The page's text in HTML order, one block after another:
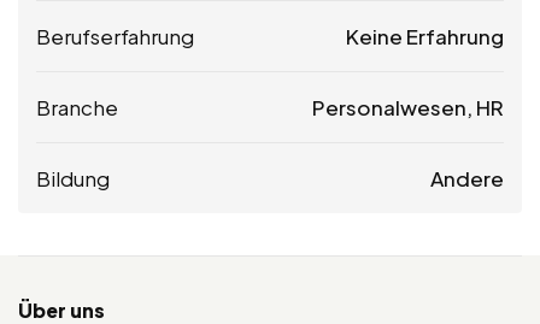
Berufserfahrung Keine Erfahrung
Branche Personalwesen, HR
Bildung Andere
Über uns